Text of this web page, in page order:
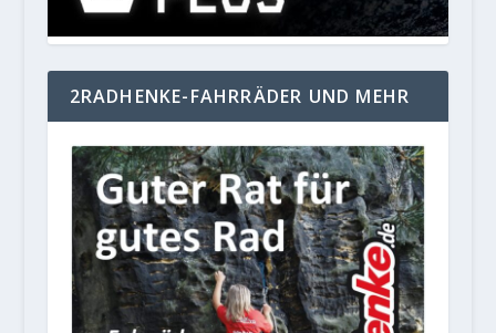
2RADHENKE-FAHRRÄDER UND MEHR